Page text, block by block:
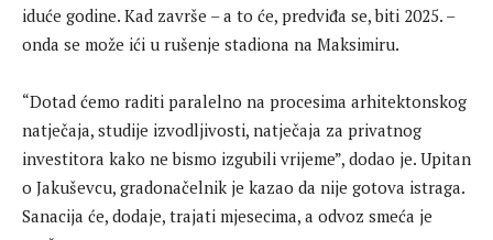
iduće godine. Kad završe – a to će, predviđa se, biti 2025. –
onda se može ići u rušenje stadiona na Maksimiru.
“Dotad ćemo raditi paralelno na procesima arhitektonskog
natječaja, studije izvodljivosti, natječaja za privatnog
investitora kako ne bismo izgubili vrijeme”, dodao je. Upitan
o Jakuševcu, gradonačelnik je kazao da nije gotova istraga.
Sanacija će, dodaje, trajati mjesecima, a odvoz smeća je